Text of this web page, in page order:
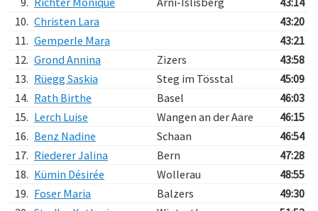
10. Christen Lara
43:20
11. Gemperle Mara
43:21
12. Grond Annina Zizers
43:58
13. Rüegg Saskia Steg im Tösstal
45:09
14. Rath Birthe Basel
46:03
15. Lerch Luise Wangen an der Aare
46:15
16. Benz Nadine Schaan
46:54
17. Riederer Jalina Bern
47:28
18. Kümin Désirée Wollerau
48:55
19. Foser Maria Balzers
49:30